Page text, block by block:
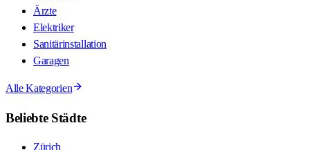
Ärzte
Elektriker
Sanitärinstallation
Garagen
Alle Kategorien
Beliebte Städte
Zürich